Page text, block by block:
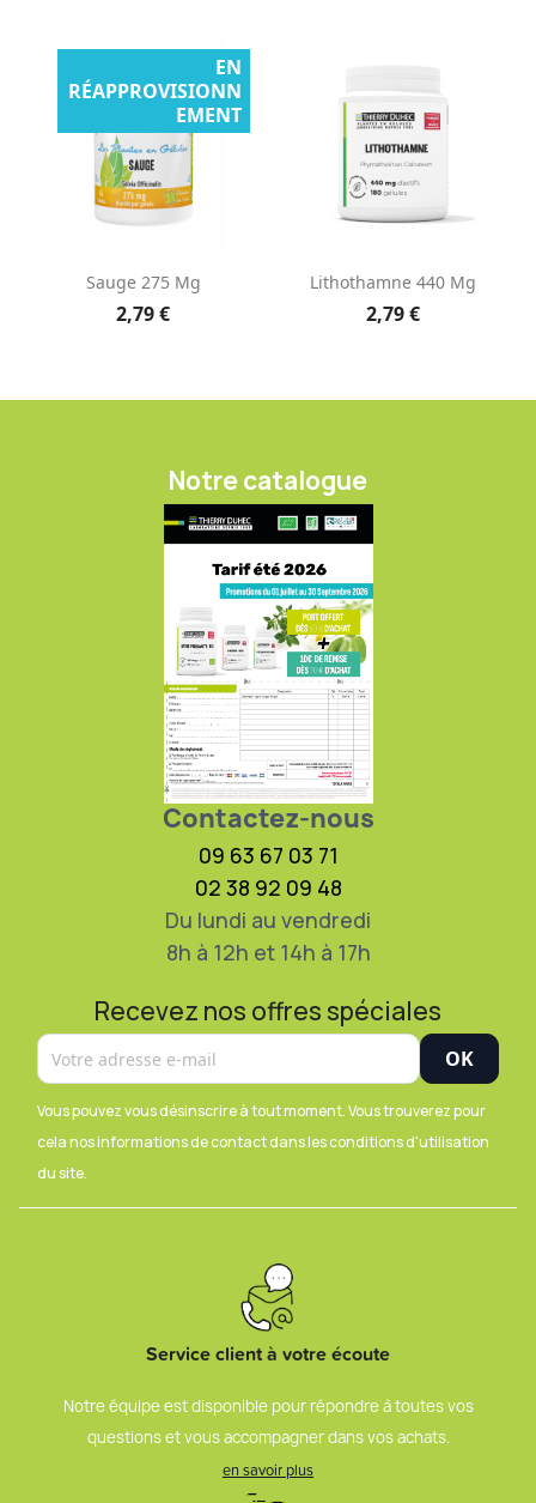
Sauge 275 Mg
2,79 €
EN
RÉAPPROVISIONN
EMENT
Lithothamne 440 Mg
2,79 €
Notre catalogue
Contactez-nous
09 63 67 03 71
02 38 92 09 48
Du lundi au vendredi
8h à 12h et 14h à 17h
Recevez nos offres spéciales
Vous pouvez vous désinscrire à tout moment. Vous trouverez pour
cela nos informations de contact dans les conditions d'utilisation
du site.
Service client à votre écoute
Notre équipe est disponible pour répondre à toutes vos
questions et vous accompagner dans vos achats.
en savoir plus